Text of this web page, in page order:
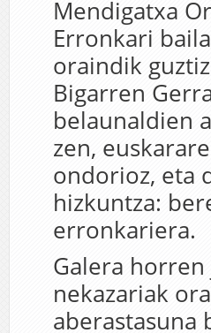
Mendigatxa
Erronkari
oraindik
Bigarren
belaunaldien
zen,
ondorioz, eta
hizkuntza:
erronkariera.
Galera
nekazariak
aberastasuna